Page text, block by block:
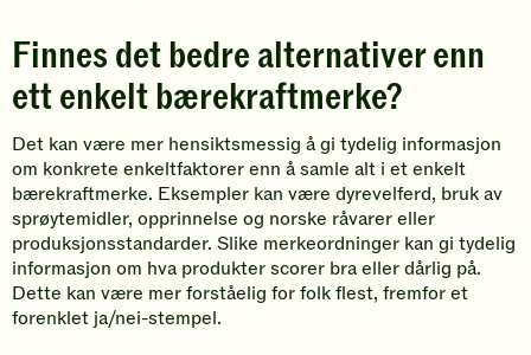
Finnes det bedre alternativer enn
ett enkelt bærekraftmerke?
Det kan være mer hensiktsmessig å gi tydelig informasjon
om konkrete enkeltfaktorer enn å samle alt i et enkelt
bærekraftmerke. Eksempler kan være dyrevelferd, bruk av
sprøytemidler, opprinnelse og norske råvarer eller
produksjonsstandarder. Slike merkeordninger kan gi tydelig
informasjon om hva produkter scorer bra eller dårlig på.
Dette kan være mer forståelig for folk flest, fremfor et
forenklet ja/nei-stempel.